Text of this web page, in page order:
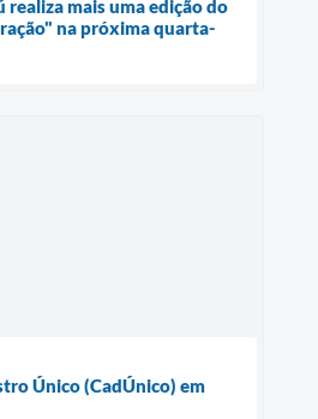
mais uma edição do
na próxima quarta-
Único (CadÚnico) em